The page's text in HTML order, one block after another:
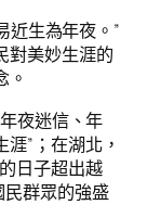
近生為年夜。”
對美妙生涯的
。
夜迷信、年
涯”；在湖北，
日子超出越
民群眾的強盛